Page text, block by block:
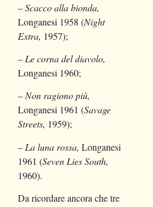
–Scacco alla bionda,
Longanesi 1958 (Night
Extra, 1957);
– Le corna del diavolo,
Longanesi 1960;
–Non ragiono più,
Longanesi 1961 (Savage
Streets, 1959);
– La luna rossa, Longanesi
1961 (Seven Lies South,
1960).
Da ricordare ancora che tre